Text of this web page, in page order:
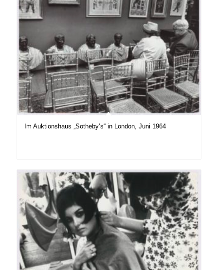
Im Auktionshaus „Sotheby’s“ in London, Juni 1964